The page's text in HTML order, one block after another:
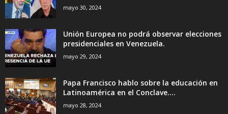
mayo 30, 2024
Unión Europea no podrá observar elecciones
presidenciales en Venezuela.
mayo 29, 2024
Papa Francisco hablo sobre la educación en
Latinoamérica en el Conclave....
mayo 28, 2024